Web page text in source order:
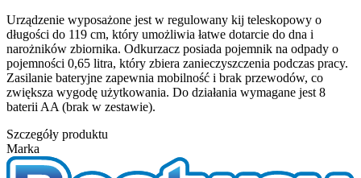
Urządzenie wyposażone jest w regulowany kij teleskopowy o
długości do 119 cm, który umożliwia łatwe dotarcie do dna i
narożników zbiornika. Odkurzacz posiada pojemnik na odpady o
pojemności 0,65 litra, który zbiera zanieczyszczenia podczas pracy.
Zasilanie bateryjne zapewnia mobilność i brak przewodów, co
zwiększa wygodę użytkowania. Do działania wymagane jest 8
baterii AA (brak w zestawie).
Szczegóły produktu
Marka